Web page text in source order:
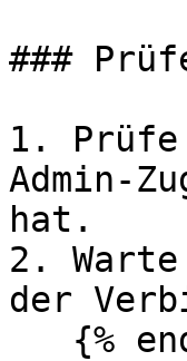
###
1. Prüfe
Admin-
hat.
2.
der